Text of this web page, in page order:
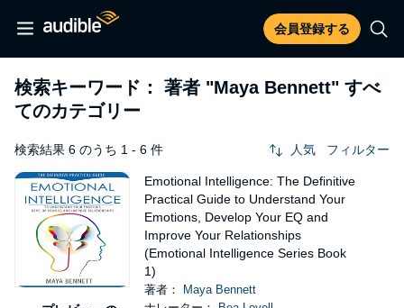
会員登録する
検索キーワード： 著者 "Maya Bennett" すべ
てのカテゴリー
検索結果 6 のうち 1 - 6 件 人気 フィルター
Emotional Intelligence: The Definitive
Practical Guide to Understand Your
Emotions, Develop Your EQ and
Improve Your Relationships
(Emotional Intelligence Series Book
1)
著者：
Maya Bennett